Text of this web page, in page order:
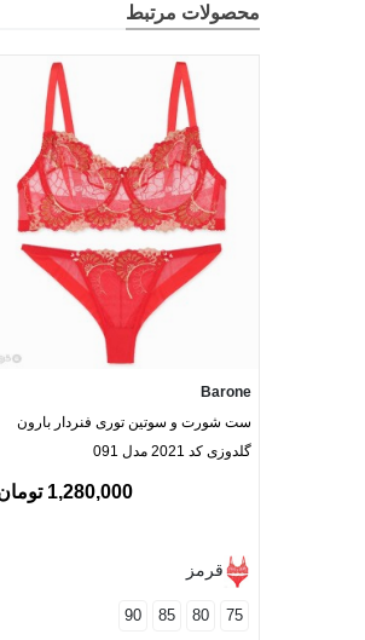
محصولات مرتبط
Barone
ست شورت و سوتین توری فنردار بارون
گلدوزی کد 2021 مدل 091
1,280,000 تومان
قرمز
75
80
85
90